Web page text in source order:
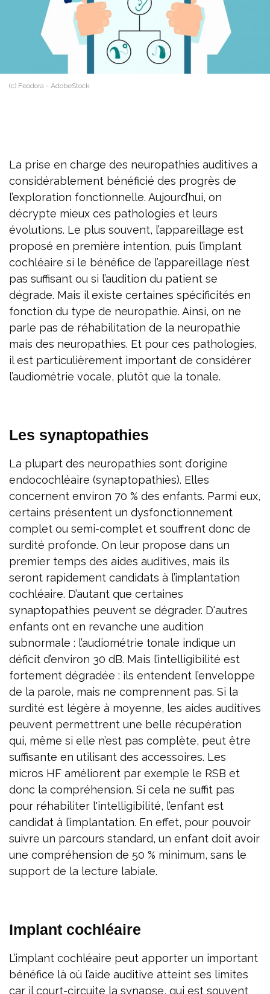
(c) Feodora - AdobeStock
La prise en charge des neuropathies auditives a
considérablement bénéficié des progrès de
l’exploration fonctionnelle. Aujourd’hui, on
décrypte mieux ces pathologies et leurs
évolutions. Le plus souvent, l’appareillage est
proposé en première intention, puis l’implant
cochléaire si le bénéfice de l’appareillage n’est
pas suffisant ou si l’audition du patient se
dégrade. Mais il existe certaines spécificités en
fonction du type de neuropathie. Ainsi, on ne
parle pas de réhabilitation de la neuropathie
mais des neuropathies. Et pour ces pathologies,
il est particulièrement important de considérer
l’audiométrie vocale, plutôt que la tonale.
Les synaptopathies
La plupart des neuropathies sont d’origine
endocochléaire (synaptopathies). Elles
concernent environ 70 % des enfants. Parmi eux,
certains présentent un dysfonctionnement
complet ou semi-complet et souffrent donc de
surdité profonde. On leur propose dans un
premier temps des aides auditives, mais ils
seront rapidement candidats à l’implantation
cochléaire. D’autant que certaines
synaptopathies peuvent se dégrader. D'autres
enfants ont en revanche une audition
subnormale : l’audiométrie tonale indique un
déficit d’environ 30 dB. Mais l’intelligibilité est
fortement dégradée : ils entendent l’enveloppe
de la parole, mais ne comprennent pas. Si la
surdité est légère à moyenne, les aides auditives
peuvent permettrent une belle récupération
qui, même si elle n’est pas complète, peut être
suffisante en utilisant des accessoires. Les
micros HF améliorent par exemple le RSB et
donc la compréhension. Si cela ne suffit pas
pour réhabiliter l'intelligibilité, l’enfant est
candidat à l’implantation. En effet, pour pouvoir
suivre un parcours standard, un enfant doit avoir
une compréhension de 50 % minimum, sans le
support de la lecture labiale.
Implant cochléaire
L’implant cochléaire peut apporter un important
bénéfice là où l’aide auditive atteint ses limites
car il court-circuite la synapse, qui est souvent